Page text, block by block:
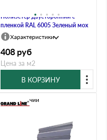
Полиэстер двусторонний с
пленкой RAL 6005 Зеленый мох
Характеристики
408 руб
Цена за м2
В КОРЗИНУ
В наличии